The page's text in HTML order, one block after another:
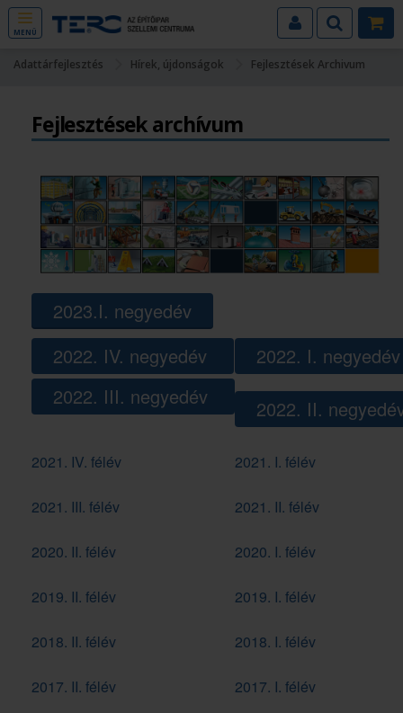
MENÜ
Adattárfejlesztés Hírek, újdonságok Fejlesztések Archivum
Fejlesztések archívum
2023.I. negyedév
2022. IV. negyedév
2022. I.
2022. III. negyedév
2022. II.
2021. IV. félév 2021. I. félév
2021. III. félév 2021. II. félév
2020. II. félév 2020. I. félév
2019. II. félév 2019. I. félév
2018. II. félév 2018. I. félév
2017. II. félév 2017. I. félév